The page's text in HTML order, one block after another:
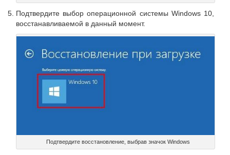
Подтвердите выбор операционной системы Windows 10,
восстанавливаемой в данный момент.
Подтвердите восстановление, выбрав значок Windows